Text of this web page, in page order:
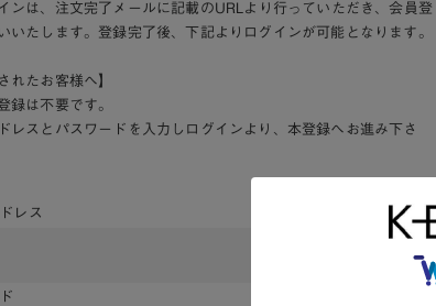
ンは、注文完了メールに記載のURLより行っていただき、会員登
いたします。登録完了後、下記よりログインが可能となります。
れたお客様へ】
録は不要です。
レスとパスワードを入力しログインより、本登録へお進み下さ
レス